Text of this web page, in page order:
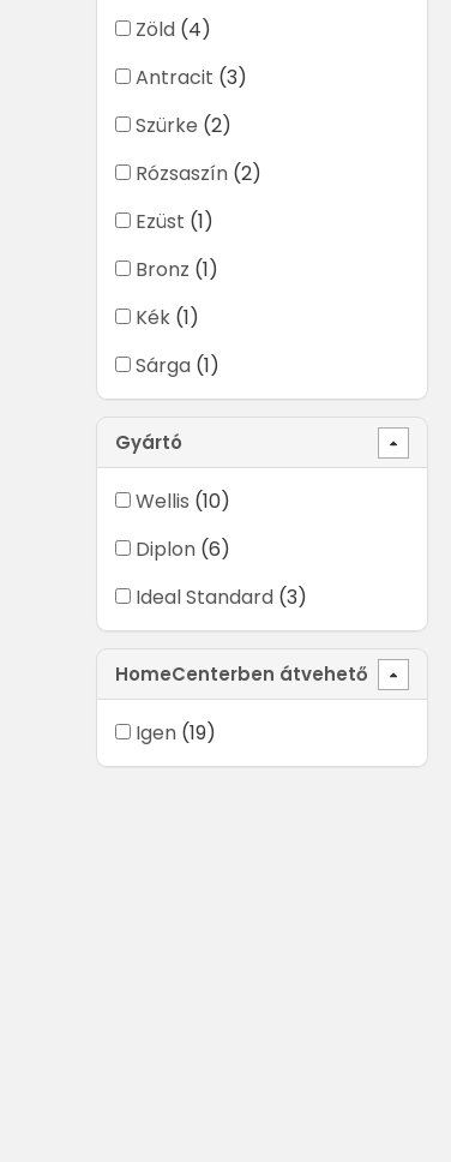
Zöld (4)
Antracit (3)
Szürke (2)
Rózsaszín (2)
Ezüst (1)
Bronz (1)
Kék (1)
Sárga (1)
Gyártó
Wellis (10)
Diplon (6)
Ideal Standard (3)
HomeCenterben átvehető
Igen (19)